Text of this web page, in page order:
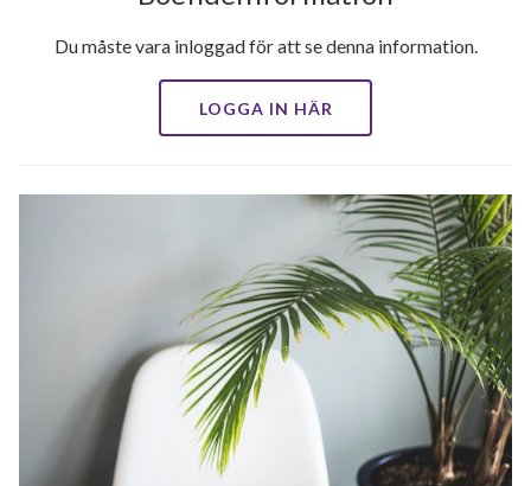
Du måste vara inloggad för att se denna information.
LOGGA IN HÄR